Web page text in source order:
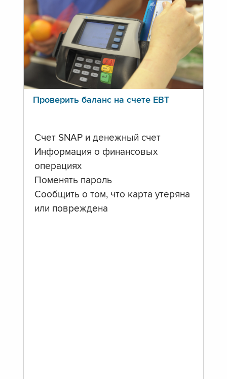
Проверить баланс на счете ЕВТ
Счет SNAP и денежный счет
Информация о финансовых
операциях
Поменять пароль
Сообщить о том, что карта утеряна
или повреждена